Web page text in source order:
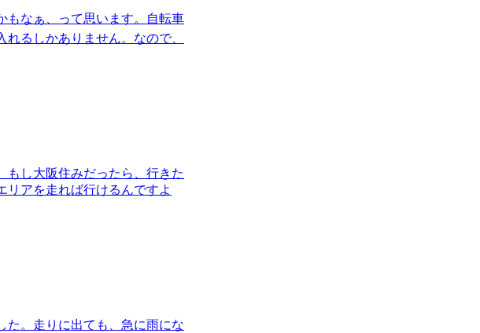
もなぁ、って思います。自転車
るしかありません。なので、
もし大阪住みだったら、行きた
リアを走れば行けるんですよ
た。走りに出ても、急に雨にな